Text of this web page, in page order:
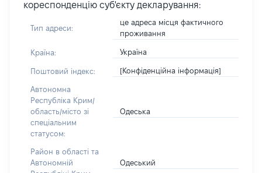
кореспонденцію суб'єкту декларування:
Тип адреси:
це адреса місця фактичного
проживання
Країна: Україна
Поштовий індекс: [Конфіденційна інформація]
Автономна
Республіка Крим/
область/місто зі
спеціальним
статусом:
Одеська
Район в області та
Автономній
Одеський